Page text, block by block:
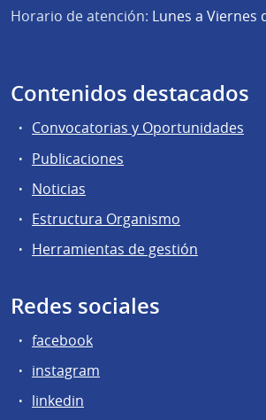
Horario de atención: Lunes a Viernes
Contenidos destacados
Convocatorias y Oportunidades
Publicaciones
Noticias
Estructura Organismo
Herramientas de gestión
Redes sociales
facebook
instagram
linkedin